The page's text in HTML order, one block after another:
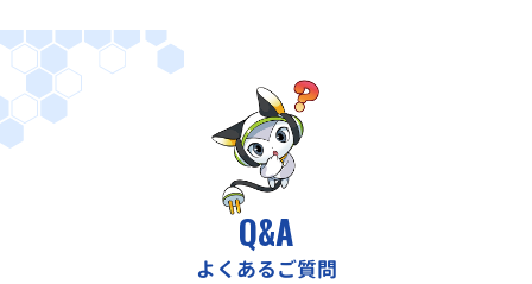
Q&A
よくあるご質問